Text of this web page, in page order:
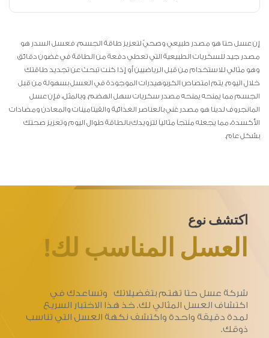
إن عسل حتا هو مصدر طبيعي وصحيّ لتعزيز طاقة الجسم. فعسل السدر هو
مصدر جيد للسكريات الطبيعية التي تعطي دفعة من الطاقة في غضون دقائق
وهو مثالي للاستخدام من قبل الرياضيين أو إذا كنت تبحث عن تجديد طاقتك
خلال اليوم. يتم امتصاص الكربوهيدرات الموجودة في العسل بسهولة من قبل
الجسم مما يمنحه يمنحه مصدر سكريات سهل الهضم. وبالمثل، فإن عسل
المانجروف لدينا هو مصدر غني بالعناصر الغذائية والفيتامينات والمعادن ومضادات
الأكسدة، مما يجعله منتجاً مثالياً لتزويدك بالطاقة طوال اليوم وتعزيز صحتك
بشكل عام.
اكتشف نوع
العسل المناسب لك!
شركة عسل حتا تهتم بتفضيلاتك وتساعدك في
اكتشاف العسل المثالي لك. خذ هذا الاختبار السريع
لمدة دقيقة واحدة واكتشف نكهة العسل التي تناسب
ذوقك.